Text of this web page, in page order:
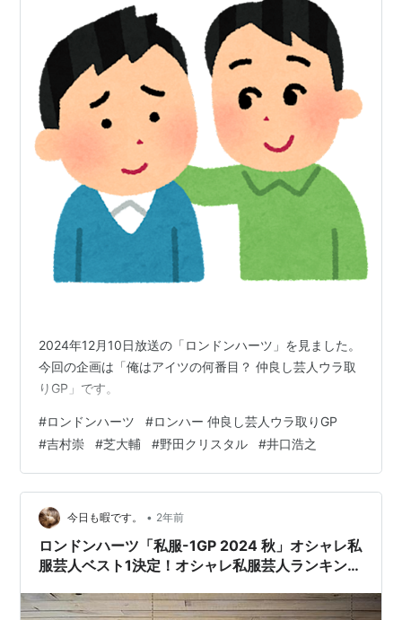
2024年12月10日放送の「ロンドンハーツ」を見ました。
今回の企画は「俺はアイツの何番目？ 仲良し芸人ウラ取
りGP」です。
#ロンドンハーツ #ロンハー 仲良し芸人ウラ取りGP
#吉村崇 #芝大輔 #野田クリスタル #井口浩之
今日も暇です。 • 2年前
ロンドンハーツ「私服-1GP 2024 秋」オシャレ私
服芸人ベスト1決定！オシャレ私服芸人ランキング